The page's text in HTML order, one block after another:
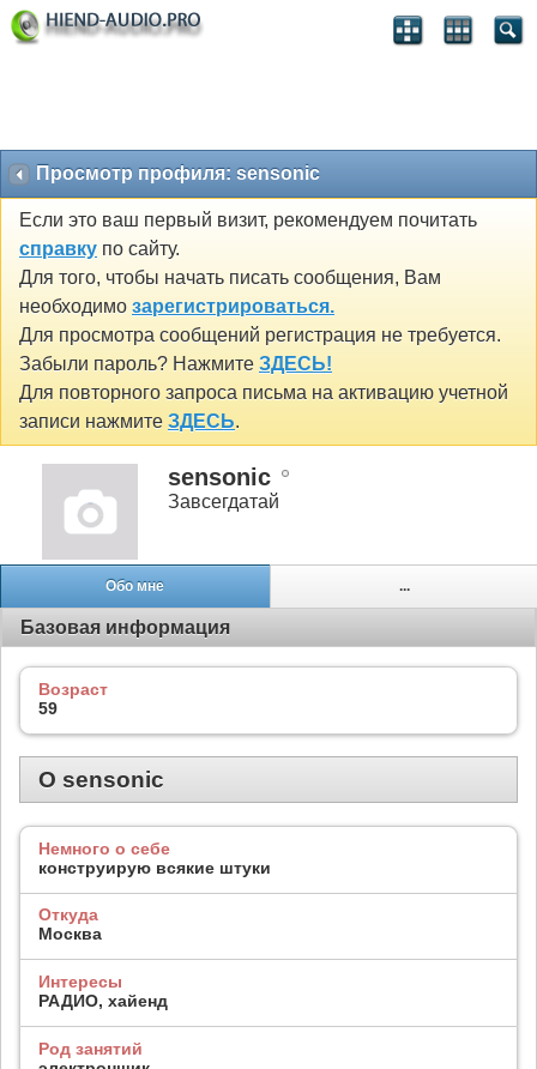
Просмотр профиля: sensonic
Если это ваш первый визит, рекомендуем почитать
справку по сайту.
Для того, чтобы начать писать сообщения, Вам
необходимо зарегистрироваться.
Для просмотра сообщений регистрация не требуется.
Забыли пароль? Нажмите ЗДЕСЬ!
Для повторного запроса письма на активацию учетной
записи нажмите ЗДЕСЬ.
sensonic
Завсегдатай
Обо мне ...
Базовая информация
Возраст
59
О sensonic
Немного о себе
конструирую всякие штуки
Откуда
Москва
Интересы
РАДИО, хайенд
Род занятий